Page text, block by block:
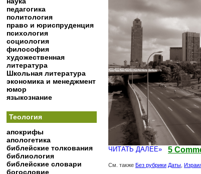
педагогика
политология
право и юриспруденция
психология
социология
философия
художественная
литература
Школьная литература
экономика и менеджмент
юмор
языкознание
Теология
апокрифы
апологетика
библейские толкования
библиология
библейские словари
богословие
ЧИТАТЬ ДАЛЕЕ» 5
См. также Без рубрики Даты,